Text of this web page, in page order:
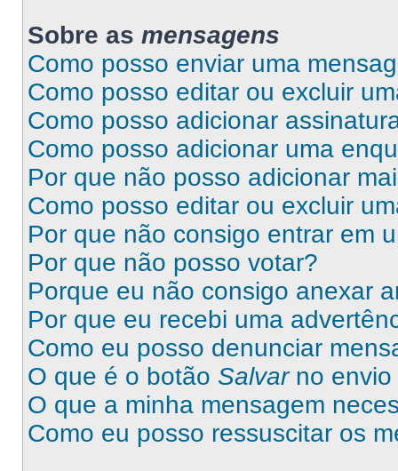
Sobre as mensagens
Como posso enviar uma
Como posso editar ou excluir
Como posso adicionar
Como posso adicionar uma
Por que não posso adicionar
Como posso editar ou excluir
Por que não consigo entrar em
Por que não posso votar?
Porque eu não consigo anexar
Por que eu recebi uma
Como eu posso denunciar
O que é o botão Salvarno envio
O que a minha mensagem
Como eu posso ressuscitar os